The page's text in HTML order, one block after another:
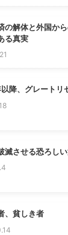
の解体と外国か
る真実
降、グレートリ
滅させる恐ろし
、貧しき者